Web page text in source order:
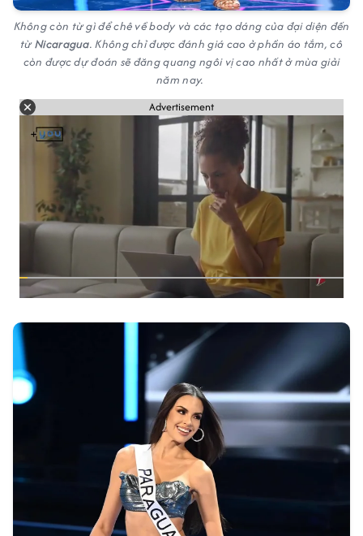
Không còn từ gì để chê về body và các tạo dáng của đại diện đến
từNicaragua. Không chỉ được đánh giá cao ở phần áo tắm, cô
còn được dự đoán sẽ đăng quang ngôi vị cao nhất ở mùa giải
năm nay.
Advertisement